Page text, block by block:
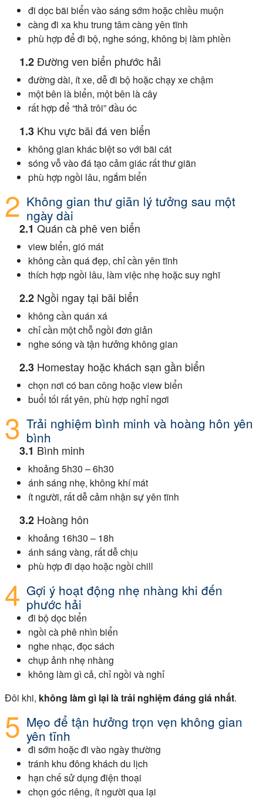
đi dọc bãi biển vào sáng sớm hoặc chiều muộn
càng đi xa khu trung tâm càng yên tĩnh
phù hợp để đi bộ, nghe sóng, không bị làm phiền
Đường ven biển phước hải
đường dài, ít xe, dễ đi bộ hoặc chạy xe chậm
một bên là biển, một bên là cây
rất hợp để “thả trôi” đầu óc
Khu vực bãi đá ven biển
không gian khác biệt so với bãi cát
sóng vỗ vào đá tạo cảm giác rất thư giãn
phù hợp ngồi lâu, ngắm biển
Không gian thư giãn lý tưởng sau một
ngày dài
Quán cà phê ven biển
view biển, gió mát
không cần quá đẹp, chỉ cần yên tĩnh
thích hợp ngồi lâu, làm việc nhẹ hoặc suy nghĩ
Ngồi ngay tại bãi biển
không cần quán xá
chỉ cần một chỗ ngồi đơn giản
nghe sóng và tận hưởng không gian
Homestay hoặc khách sạn gần biển
chọn nơi có ban công hoặc view biển
buổi tối rất yên, phù hợp nghỉ ngơi
Trải nghiệm bình minh và hoàng hôn yên
bình
Bình minh
khoảng 5h30 – 6h30
ánh sáng nhẹ, không khí mát
ít người, rất dễ cảm nhận sự yên tĩnh
Hoàng hôn
khoảng 16h30 – 18h
ánh sáng vàng, rất dễ chịu
phù hợp đi dạo hoặc ngồi chill
Gợi ý hoạt động nhẹ nhàng khi đến
phước hải
đi bộ dọc biển
ngồi cà phê nhìn biển
nghe nhạc, đọc sách
chụp ảnh nhẹ nhàng
không làm gì cả, chỉ ngồi và nghỉ
Đôi khi, không làm gì lại là trải nghiệm đáng giá nhất.
Mẹo để tận hưởng trọn vẹn không gian
yên tĩnh
đi sớm hoặc đi vào ngày thường
tránh khu đông khách du lịch
hạn chế sử dụng điện thoại
chọn góc riêng, ít người qua lại